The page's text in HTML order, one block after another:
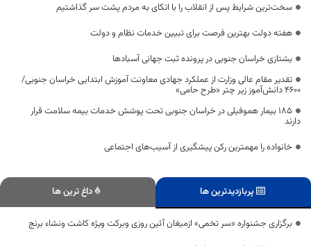
سخت‌ترین شرایط پس از انقلاب را با اتکای به مردم پشت سر گذاشتیم
هفته دولت بهترین فرصت برای تبیین خدمات نظام و دولت
یشتازی خراسان جنوبی در پرونده ثبت جهانی آسبادها
تقدیر مقام عالی وزارت از عملکرد جهادی معاونت آموزش ابتدایی خراسان جنوبی/
۴۶۰۰ دانش‌آموز زیر چتر «طرح حامی»
۱۸۵ بیمار هموفیلی در خراسان جنوبی تحت پوشش خدمات بیمه سلامت قرار
دارند
خانواده را مهمترین رکن پیشگیری از آسیب‌های اجتماعی
پربازدیدترین ها داغ ترین ها
برگزاری جشنواره «سر تخمی» ازمیغان آئین روزی وبرکت ویژه کاشت ونشاء برنج